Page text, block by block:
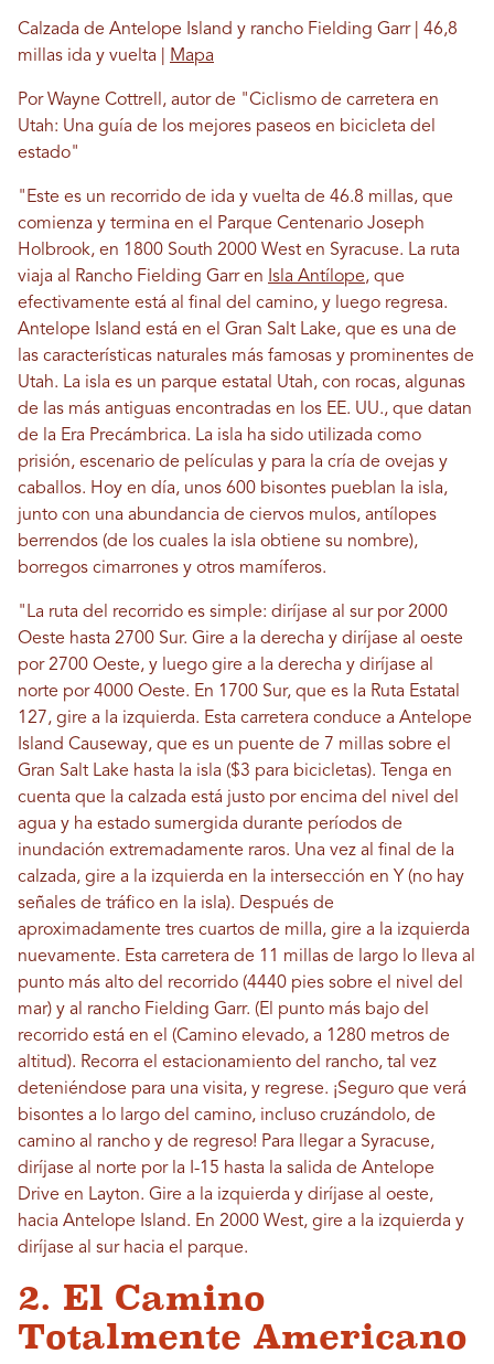
Calzada de Antelope Island y rancho Fielding Garr | 46,8
millas ida y vuelta |
Mapa
Por Wayne Cottrell, autor de "Ciclismo de carretera en
Utah: Una guía de los mejores paseos en bicicleta del
estado"
"Este es un recorrido de ida y vuelta de 46.8 millas, que
comienza y termina en el Parque Centenario Joseph
Holbrook, en 1800 South 2000 West en Syracuse. La ruta
viaja al Rancho Fielding Garr en Isla Antílope, que
efectivamente está al final del camino, y luego regresa.
Antelope Island está en el Gran Salt Lake, que es una de
las características naturales más famosas y prominentes de
Utah. La isla es un parque estatal Utah, con rocas, algunas
de las más antiguas encontradas en los EE. UU., que datan
de la Era Precámbrica. La isla ha sido utilizada como
prisión, escenario de películas y para la cría de ovejas y
caballos. Hoy en día, unos 600 bisontes pueblan la isla,
junto con una abundancia de ciervos mulos, antílopes
berrendos (de los cuales la isla obtiene su nombre),
borregos cimarrones y otros mamíferos.
"La ruta del recorrido es simple: diríjase al sur por 2000
Oeste hasta 2700 Sur. Gire a la derecha y diríjase al oeste
por 2700 Oeste, y luego gire a la derecha y diríjase al
norte por 4000 Oeste. En 1700 Sur, que es la Ruta Estatal
127, gire a la izquierda. Esta carretera conduce a Antelope
Island Causeway, que es un puente de 7 millas sobre el
Gran Salt Lake hasta la isla ($3 para bicicletas). Tenga en
cuenta que la calzada está justo por encima del nivel del
agua y ha estado sumergida durante períodos de
inundación extremadamente raros. Una vez al final de la
calzada, gire a la izquierda en la intersección en Y (no hay
señales de tráfico en la isla). Después de
aproximadamente tres cuartos de milla, gire a la izquierda
nuevamente. Esta carretera de 11 millas de largo lo lleva al
punto más alto del recorrido (4440 pies sobre el nivel del
mar) y al rancho Fielding Garr. (El punto más bajo del
recorrido está en el (Camino elevado, a 1280 metros de
altitud). Recorra el estacionamiento del rancho, tal vez
deteniéndose para una visita, y regrese. ¡Seguro que verá
bisontes a lo largo del camino, incluso cruzándolo, de
camino al rancho y de regreso! Para llegar a Syracuse,
diríjase al norte por la I-15 hasta la salida de Antelope
Drive en Layton. Gire a la izquierda y diríjase al oeste,
hacia Antelope Island. En 2000 West, gire a la izquierda y
diríjase al sur hacia el parque.
2. El Camino
Totalmente Americano